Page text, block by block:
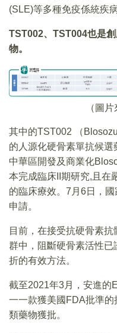
(SLE)等多種免疫係統疾
TST002、TST004也是
物。
（圖
其中的TST002 （
的人源化硬骨素單抗候
中華區開發及商業化
本完成臨床II期研究,且在
的臨床療效。7月6日，
申請。
目前，在接受抗硬骨素
群中，阻斷硬骨素活性
折的有效方法。
截至2021年3月，安進的
一一款獲美國FDA批準
類藥物獲批。